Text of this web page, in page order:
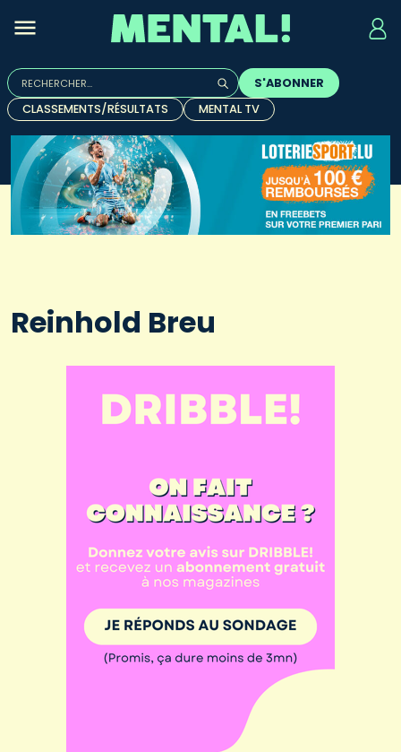
Rechercher :
Quand les résultats de l'auto-complétion sont
S'ABONNER
CLASSEMENTS/RÉSULTATS
MENTAL TV
Reinhold Breu